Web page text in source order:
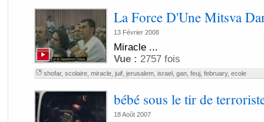
La Force D'Une Mitsva
13 Février 2008
Miracle ...
Vue : 2757 fois
shofar, scolaire, miracle, juif, jerusalem, israel, gan, feuj, february, ecole
bébé sous le tir de
18 Août 2007